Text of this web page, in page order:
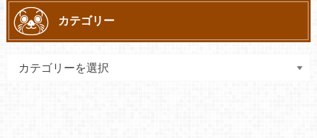
カテゴリー